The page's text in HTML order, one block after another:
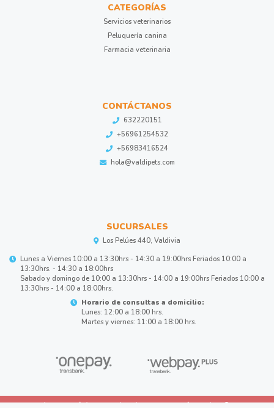
CATEGORÍAS
Servicios veterinarios
Peluquería canina
Farmacia veterinaria
CONTÁCTANOS
632220151
+56961254532
+56983416524
hola@valdipets.com
SUCURSALES
Los Pelúes 440, Valdivia
Lunes a Viernes 10:00 a 13:30hrs - 14:30 a 19:00hrs Feriados 10:00 a
13:30hrs. - 14:30 a 18:00hrs
Sabado y domingo de 10:00 a 13:30hrs - 14:00 a 19:00hrs Feriados 10:00 a
13:30hrs - 14:00 a 18:00hrs.
Horario de consultas a domicilio:
Lunes: 12:00 a 18:00 hrs.
Martes y viernes: 11:00 a 18:00 hrs.
ValdiPets | Clínica veterinaria y Peluquería canina © 2026